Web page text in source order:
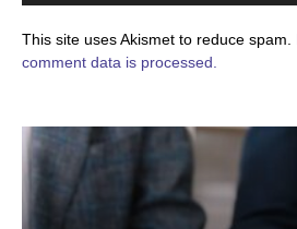
This site uses Akismet to reduce spam.
comment data is processed.